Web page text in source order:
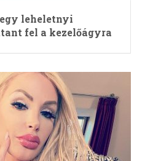
leheletnyi
fel a kezelőágyra